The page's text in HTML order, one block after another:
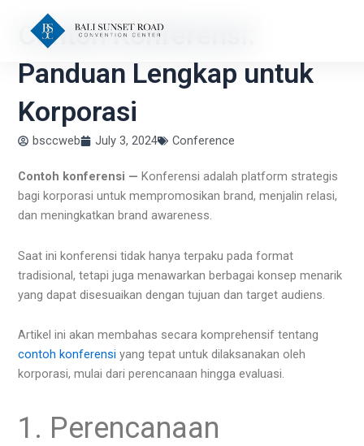
contentContoh Konferensi:
Panduan Lengkap untuk
Korporasi
bsccweb July 3, 2024 Conference
Contoh konferensi — Konferensi adalah platform strategis
bagi korporasi untuk mempromosikan brand, menjalin relasi,
dan meningkatkan brand awareness.
Saat ini konferensi tidak hanya terpaku pada format
tradisional, tetapi juga menawarkan berbagai konsep menarik
yang dapat disesuaikan dengan tujuan dan target audiens.
Artikel ini akan membahas secara komprehensif tentang
contoh konferensi yang tepat untuk dilaksanakan oleh
korporasi, mulai dari perencanaan hingga evaluasi.
1. Perencanaan